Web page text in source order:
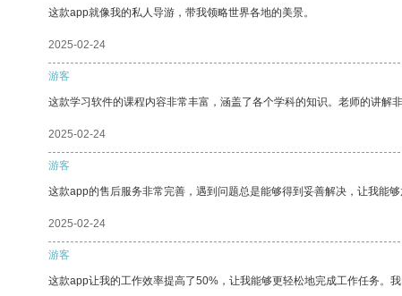
这款app就像我的私人导游，带我领略世界各地的美景。
2025-02-24
游客
这款学习软件的课程内容非常丰富，涵盖了各个学科的知识。老师的讲解
2025-02-24
游客
这款app的售后服务非常完善，遇到问题总是能够得到妥善解决，让我能够
2025-02-24
游客
这款app让我的工作效率提高了50%，让我能够更轻松地完成工作任务。